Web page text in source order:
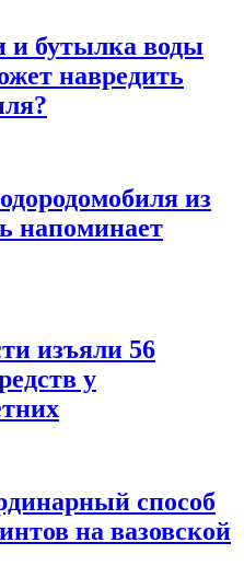
и бутылка воды
навредить
из
напоминает
изъяли 56
у
способ
на вазовской